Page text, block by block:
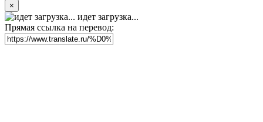
×
идет загрузка...
Прямая ссылка на перевод: